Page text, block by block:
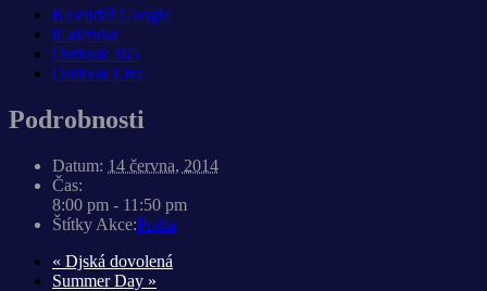
Kalendář Google
iCalendar
Outlook 365
Outlook Live
Podrobnosti
Datum: 14 června, 2014
Čas:
8:00 pm - 11:50 pm
Štítky Akce:Praha
« Djská dovolená
Summer Day »